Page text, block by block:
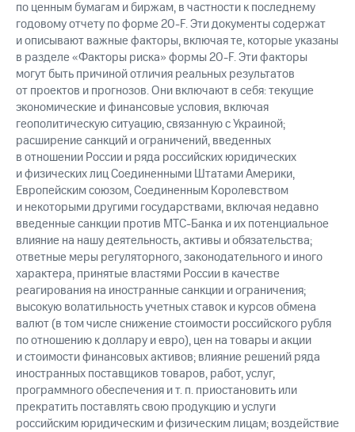
по ценным бумагам и биржам, в частности к последнему
годовому отчету по форме 20-F. Эти документы содержат
и описывают важные факторы, включая те, которые указаны
в разделе «Факторы риска» формы 20-F. Эти факторы
могут быть причиной отличия реальных результатов
от проектов и прогнозов. Они включают в себя: текущие
экономические и финансовые условия, включая
геополитическую ситуацию, связанную с Украиной;
расширение санкций и ограничений, введенных
в отношении России и ряда российских юридических
и физических лиц Соединенными Штатами Америки,
Европейским союзом, Соединенным Королевством
и некоторыми другими государствами, включая недавно
введенные санкции против МТС-Банка и их потенциальное
влияние на нашу деятельность, активы и обязательства;
ответные меры регуляторного, законодательного и иного
характера, принятые властями России в качестве
реагирования на иностранные санкции и ограничения;
высокую волатильность учетных ставок и курсов обмена
валют (в том числе снижение стоимости российского рубля
по отношению к доллару и евро), цен на товары и акции
и стоимости финансовых активов; влияние решений ряда
иностранных поставщиков товаров, работ, услуг,
программного обеспечения и т. п. приостановить или
прекратить поставлять свою продукцию и услуги
российским юридическим и физическим лицам; воздействие